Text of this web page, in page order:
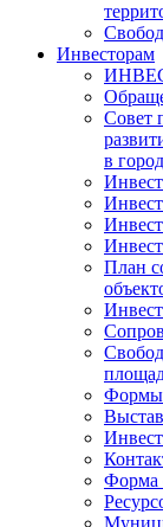
Инвесторам
Совет
в
План
Формы
Форма